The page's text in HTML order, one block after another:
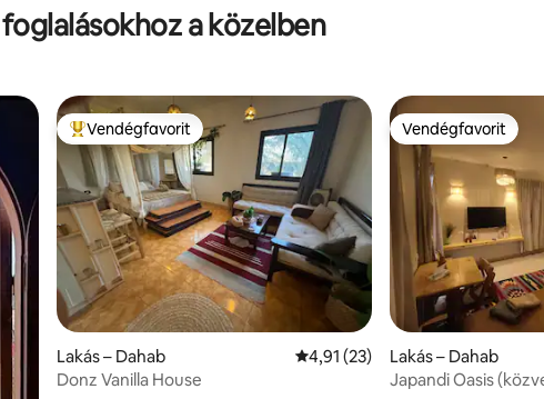
a közelben
Kiemelt vendégfavorit
Vendégfavorit
Lakás – Dahab Átlagos értékelés: 5/4,91, 23
4,91 (23)
Donz Vanilla House
Vendégfavorit
Vendégfavorit
Lakás – Dahab
Japandi Oasis